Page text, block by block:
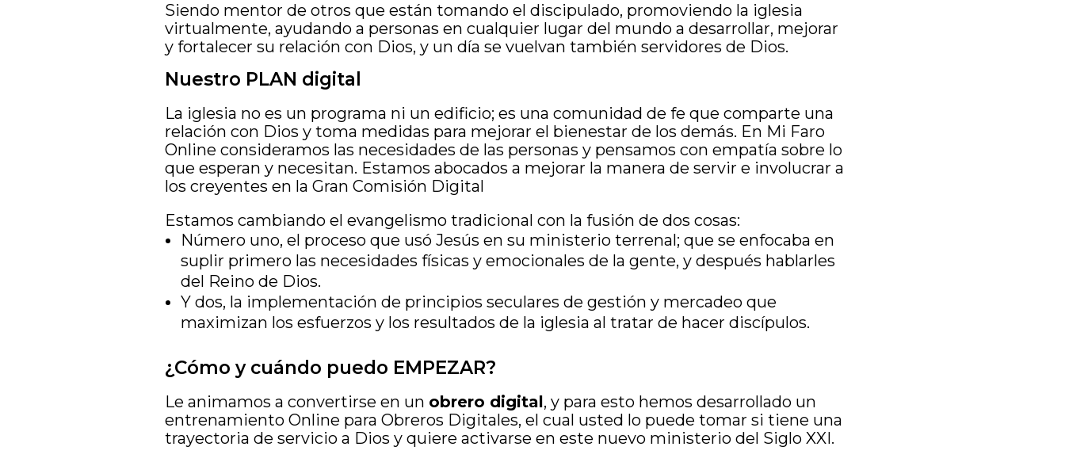
Siendo mentor de otros que están tomando el discipulado, promoviendo la iglesia
virtualmente, ayudando a personas en cualquier lugar del mundo a desarrollar, mejorar
y fortalecer su relación con Dios, y un día se vuelvan también servidores de Dios.
Nuestro PLAN digital
La iglesia no es un programa ni un edificio; es una comunidad de fe que comparte una
relación con Dios y toma medidas para mejorar el bienestar de los demás. En Mi Faro
Online consideramos las necesidades de las personas y pensamos con empatía sobre lo
que esperan y necesitan. Estamos abocados a mejorar la manera de servir e involucrar a
los creyentes en la Gran Comisión Digital
Estamos cambiando el evangelismo tradicional con la fusión de dos cosas:
Número uno, el proceso que usó Jesús en su ministerio terrenal; que se enfocaba en
suplir primero las necesidades físicas y emocionales de la gente, y después hablarles
del Reino de Dios.
Y dos, la implementación de principios seculares de gestión y mercadeo que
maximizan los esfuerzos y los resultados de la iglesia al tratar de hacer discípulos.
¿Cómo y cuándo puedo EMPEZAR?
Le animamos a convertirse en un obrero digital, y para esto hemos desarrollado un
entrenamiento Online para Obreros Digitales, el cual usted lo puede tomar si tiene una
trayectoria de servicio a Dios y quiere activarse en este nuevo ministerio del Siglo XXI.